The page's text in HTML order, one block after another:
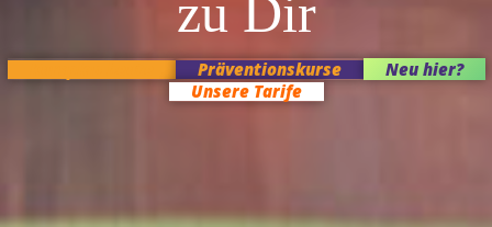
zu Dir
Präventionskurse
Neu hier?
Unsere Tarife